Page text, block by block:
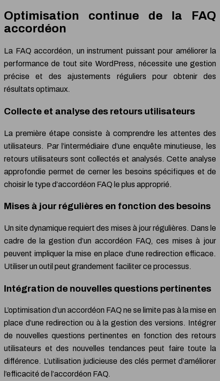
Optimisation continue de la FAQ
accordéon
La FAQ accordéon, un instrument puissant pour améliorer la
performance de tout site WordPress, nécessite une gestion
précise et des ajustements réguliers pour obtenir des
résultats optimaux.
Collecte et analyse des retours utilisateurs
La première étape consiste à comprendre les attentes des
utilisateurs. Par l’intermédiaire d’une enquête minutieuse, les
retours utilisateurs sont collectés et analysés. Cette analyse
approfondie permet de cerner les besoins spécifiques et de
choisir le type d’accordéon FAQ le plus approprié.
Mises à jour régulières en fonction des besoins
Un site dynamique requiert des mises à jour régulières. Dans le
cadre de la gestion d’un accordéon FAQ, ces mises à jour
peuvent impliquer la mise en place d’une redirection efficace.
Utiliser un outil peut grandement faciliter ce processus.
Intégration de nouvelles questions pertinentes
L’optimisation d’un accordéon FAQ ne se limite pas à la mise en
place d’une redirection ou à la gestion des versions. Intégrer
de nouvelles questions pertinentes en fonction des retours
utilisateurs et des nouvelles tendances peut faire toute la
différence. L’utilisation judicieuse des clés permet d’améliorer
l’efficacité de l’accordéon FAQ.